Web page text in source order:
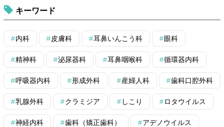
キーワード
内科 皮膚科 耳鼻いんこう科 眼科
精神科 泌尿器科 耳鼻咽喉科 循環器内科
呼吸器内科 形成外科 産婦人科 歯科口腔外科
乳腺外科 クラミジア しこり ロタウイルス
神経内科 歯科（矯正歯科） アデノウイルス